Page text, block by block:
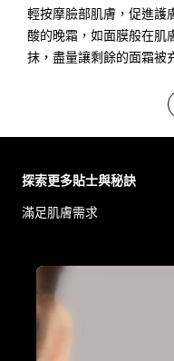
輕按摩臉部肌膚，促進護
酸的晚霜，如面膜般在肌
抹，盡量讓剩餘的面霜被
探索更多貼士與秘訣
滿足肌膚需求